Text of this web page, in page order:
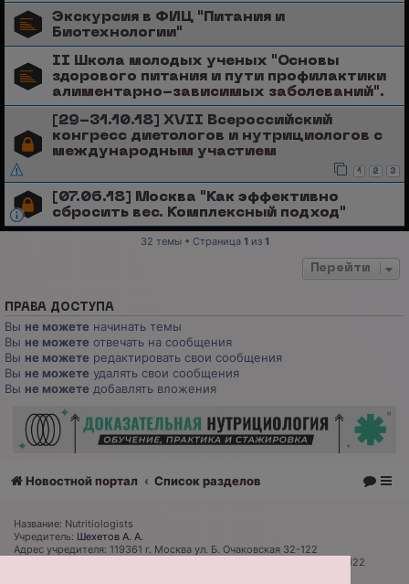
Экскурсия в ФИЦ "Питания и
Биотехнологии"
II Школа молодых ученых "Основы
здорового питания и пути профилактики
алиментарно-зависимых заболеваний".
[29-31.10.18] XVII Всероссийский
конгресс диетологов и нутрициологов с
международным участием
1 2 3
[07.06.18] Москва "Как эффективно
сбросить вес. Комплексный подход"
32 темы • Страница 1 из 1
Перейти
ПРАВА ДОСТУПА
Вы не можете начинать темы
Вы не можете отвечать на сообщения
Вы не можете редактировать свои сообщения
Вы не можете удалять свои сообщения
Вы не можете добавлять вложения
Новостной портал Список разделов
Название: Nutritiologists
Учредитель: Шехетов А. А.
Адрес учредителя: 119361 г. Москва ул. Б. Очаковская 32-122
Адрес редакции и издателя: 119361 г. Москва ул. Б. Очаковская 32-122